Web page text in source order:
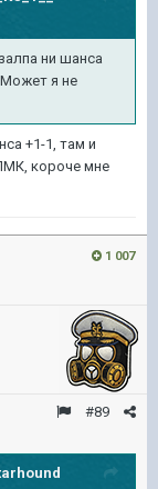
ни шанса
я не
+1-1, там и
короче мне
1 007
#89